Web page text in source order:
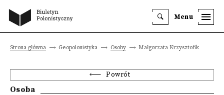
Menu
Strona główna Geopolonistyka Osoby Małgorzata Krzysztofik
Powrót
Osoba